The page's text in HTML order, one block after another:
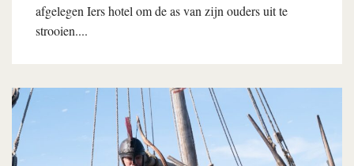
afgelegen Iers hotel om de as van zijn ouders uit te
strooien....
Lees verder